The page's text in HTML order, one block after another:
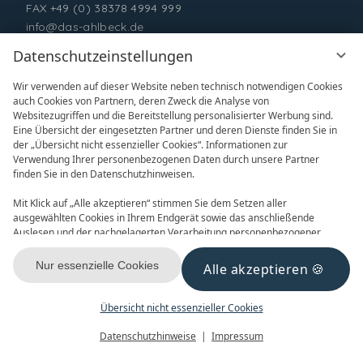
Datenschutzeinstellungen
Wir verwenden auf dieser Website neben technisch notwendigen Cookies
auch Cookies von Partnern, deren Zweck die Analyse von
Websitezugriffen und die Bereitstellung personalisierter Werbung sind.
Eine Übersicht der eingesetzten Partner und deren Dienste finden Sie in
der „Übersicht nicht essenzieller Cookies“. Informationen zur
Verwendung Ihrer personenbezogenen Daten durch unsere Partner
finden Sie in den Datenschutzhinweisen.
Mit Klick auf „Alle akzeptieren“ stimmen Sie dem Setzen aller
ausgewählten Cookies in Ihrem Endgerät sowie das anschließende
Auslesen und der nachgelagerten Verarbeitung personenbezogener
Daten (z.B. Ihrer IP-Adresse) durch uns und unseren Partnern zu. Falls
Sie damit nicht einverstanden sind, klicken Sie bitte auf „Nur essenzielle
Cookies“. Eine individuelle Auswahl können Sie unter „Übersicht nicht
essenzieller Cookies“ tätigen. Sie können Ihre Auswahl im Fußbereich
dieser Website oder in den Datenschutzhinweisen jederzeit aufrufen und
Alle akzeptieren
Nur essenzielle Cookies
Übersicht nicht essenzieller Cookies
Datenschutzhinweise Impressum
GutscheineBuchen
FAX +49 (0) 38378 4994 999
info@das-ahlbeck.de
ONLINE BUCHEN ANFRAGEN
GUTSCHEINE NEWSLETTER